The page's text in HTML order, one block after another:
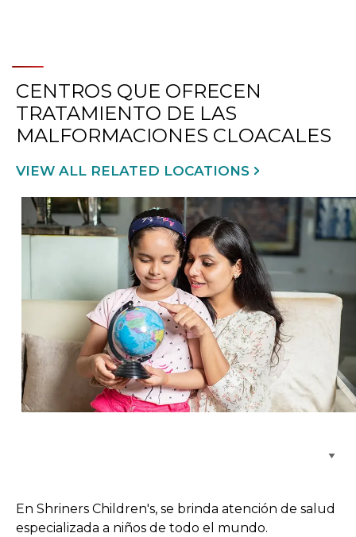
CENTROS QUE OFRECEN
TRATAMIENTO DE LAS
MALFORMACIONES CLOACALES
VIEW ALL RELATED LOCATIONS
En Shriners Children's, se brinda atención de salud
especializada a niños de todo el mundo.